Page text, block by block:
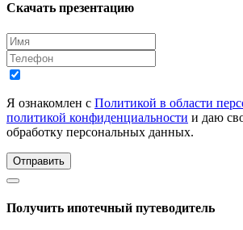
Скачать презентацию
Я ознакомлен с Политикой в области
политикой конфиденциальности и даю
обработку персональных данных.
Отправить
Получить ипотечный путеводитель